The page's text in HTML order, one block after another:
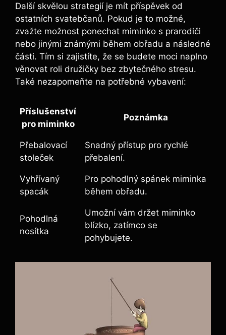
Další skvělou strategií je mít příspěvek ‍od
ostatních svatebčanů. Pokud ⁣je to možné,
zvažte ⁤možnost ponechat ⁣miminko s‌ prarodiči
nebo jinými známými během obřadu a následné
části. Tím si zajistíte, že se budete moci naplno​
věnovat roli družičky bez zbytečného stresu.
Také nezapomeňte na potřebné vybavení:
Příslušenství​
pro miminko
Poznámka
Přebalovací
⁢stoleček
Snadný přístup pro rychlé
přebalení.
Vyhřívaný
spacák
Pro pohodlný spánek miminka
během obřadu.
Pohodlná
nosítka
Umožní vám držet miminko
blízko, ​zatímco se
pohybujete.